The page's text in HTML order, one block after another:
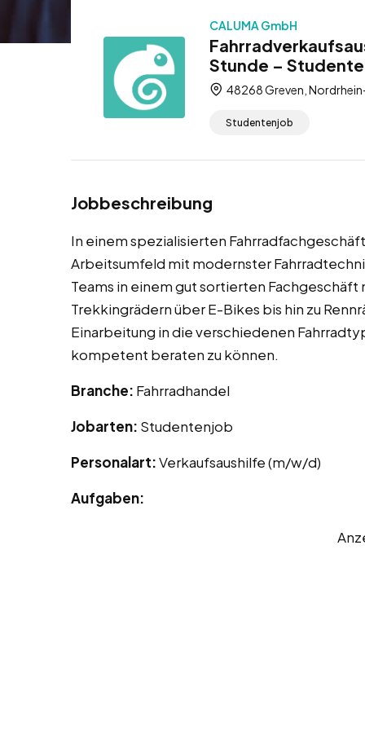
CALUMA GmbH
Stunde –
48268 Greven,
Studentenjob
Jobbeschreibung
In einem spezialisierten
Arbeitsumfeld mit modernster
Teams in einem gut sortierten
Trekkingrädern über E-Bikes bis hin zu
Einarbeitung in die verschiedenen
kompetent beraten zu können.
Branche: Fahrradhandel
Jobarten: Studentenjob
Personalart:Verkaufsaushilfe (m/w/d)
Aufgaben: